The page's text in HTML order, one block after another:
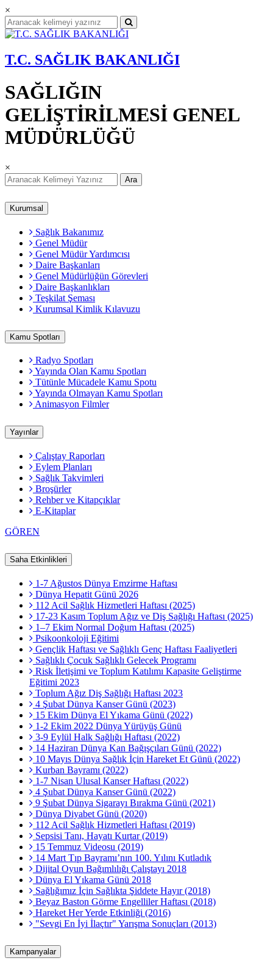
×
T.C. SAĞLIK BAKANLIĞI
SAĞLIĞIN
GELİŞTİRİLMESİ GENEL
MÜDÜRLÜĞÜ
×
Ara
Kurumsal
Sağlık Bakanımız
Genel Müdür
Genel Müdür Yardımcısı
Daire Başkanları
Genel Müdürlüğün Görevleri
Daire Başkanlıkları
Teşkilat Şeması
Kurumsal Kimlik Kılavuzu
Kamu Spotları
Radyo Spotları
Yayında Olan Kamu Spotları
Tütünle Mücadele Kamu Spotu
Yayında Olmayan Kamu Spotları
Animasyon Filmler
Yayınlar
Çalıştay Raporları
Eylem Planları
Sağlık Takvimleri
Broşürler
Rehber ve Kitapçıklar
E-Kitaplar
GÖREN
Saha Etkinlikleri
1-7 Ağustos Dünya Emzirme Haftası
Dünya Hepatit Günü 2026
112 Acil Sağlık Hizmetleri Haftası (2025)
17-23 Kasım Toplum Ağız ve Diş Sağlığı Haftası (2025)
1–7 Ekim Normal Doğum Haftası (2025)
Psikoonkoloji Eğitimi
Gençlik Haftası ve Sağlıklı Genç Haftası Faaliyetleri
Sağlıklı Çocuk Sağlıklı Gelecek Programı
Risk İletişimi ve Toplum Katılımı Kapasite Geliştirme
Eğitimi 2023
Toplum Ağız Diş Sağlığı Haftası 2023
4 Şubat Dünya Kanser Günü (2023)
15 Ekim Dünya El Yıkama Günü (2022)
1-2 Ekim 2022 Dünya Yürüyüş Günü
3-9 Eylül Halk Sağlığı Haftası (2022)
14 Haziran Dünya Kan Bağışçıları Günü (2022)
10 Mayıs Dünya Sağlık İçin Hareket Et Günü (2022)
Kurban Bayramı (2022)
1-7 Nisan Ulusal Kanser Haftası (2022)
4 Şubat Dünya Kanser Günü (2022)
9 Şubat Dünya Sigarayı Bırakma Günü (2021)
Dünya Diyabet Günü (2020)
112 Acil Sağlık Hizmetleri Haftası (2019)
Sepsisi Tanı, Hayatı Kurtar (2019)
15 Temmuz Videosu (2019)
14 Mart Tıp Bayramı’nın 100. Yılını Kutladık
Dijital Oyun Bağımlılığı Çalıştayı 2018
Dünya El Yıkama Günü 2018
Sağlığımız İçin Sağlıkta Şiddete Hayır (2018)
Beyaz Baston Görme Engelliler Haftası (2018)
Hareket Her Yerde Etkinliği (2016)
"Sevgi En İyi İlaçtır" Yarışma Sonuçları (2013)
Kampanyalar